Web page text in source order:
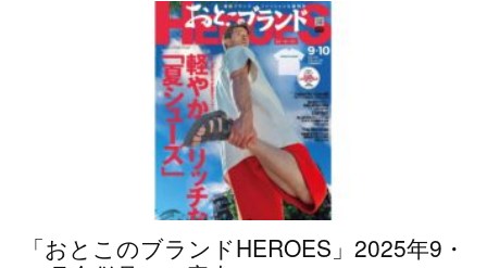
「おとこのブランドHEROES」2025年9・